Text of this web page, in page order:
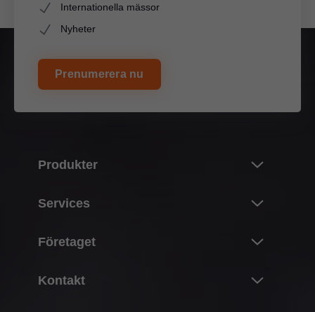
Internationella mässor
Nyheter
Prenumerera nu
Produkter
Klaffsystem
Boxsystem
Services
Inköp & beställning
Företaget
Kontakt